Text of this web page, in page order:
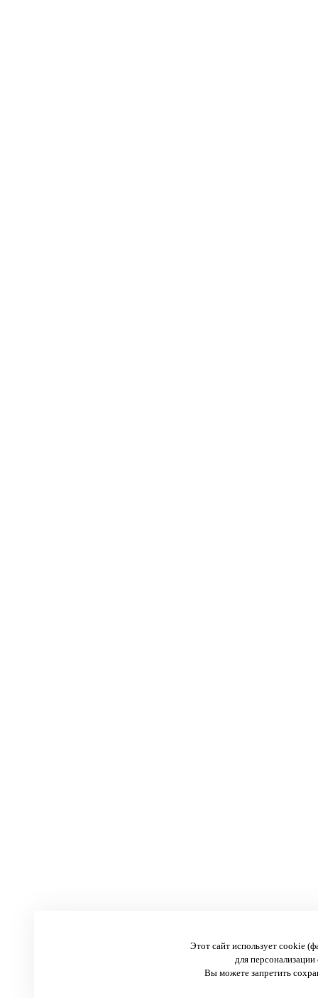
Этот сайт использует cookie
для персонализации
Вы можете запретить